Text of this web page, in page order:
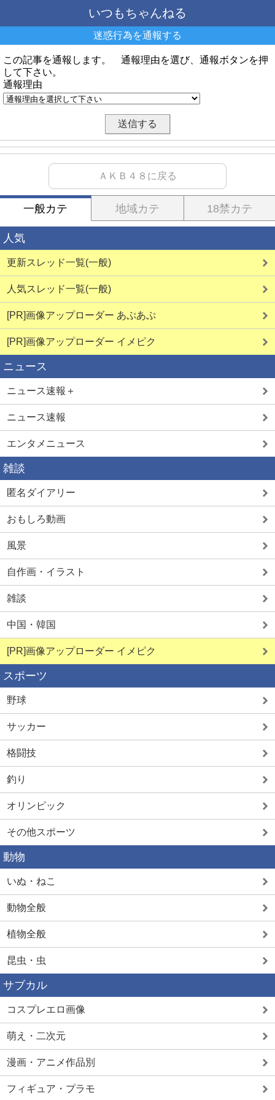
いつもちゃんねる
迷惑行為を通報する
この記事を通報します。 通報理由を選び、通報ボタンを押
して下さい。
通報理由
ＡＫＢ４８に戻る
一般カテ 地域カテ 18禁カテ
人気
更新スレッド一覧(一般)
人気スレッド一覧(一般)
[PR]画像アップローダー あぷあぷ
[PR]画像アップローダー イメピク
ニュース
ニュース速報＋
ニュース速報
エンタメニュース
雑談
匿名ダイアリー
おもしろ動画
風景
自作画・イラスト
雑談
中国・韓国
[PR]画像アップローダー イメピク
スポーツ
野球
サッカー
格闘技
釣り
オリンピック
その他スポーツ
動物
いぬ・ねこ
動物全般
植物全般
昆虫・虫
サブカル
コスプレエロ画像
萌え・二次元
漫画・アニメ作品別
フィギュア・プラモ